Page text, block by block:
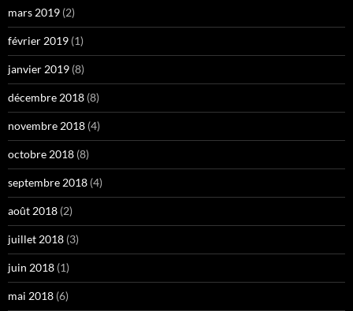
mars 2019 (2)
février 2019 (1)
janvier 2019 (8)
décembre 2018 (8)
novembre 2018 (4)
octobre 2018 (8)
septembre 2018 (4)
août 2018 (2)
juillet 2018 (3)
juin 2018 (1)
mai 2018 (6)